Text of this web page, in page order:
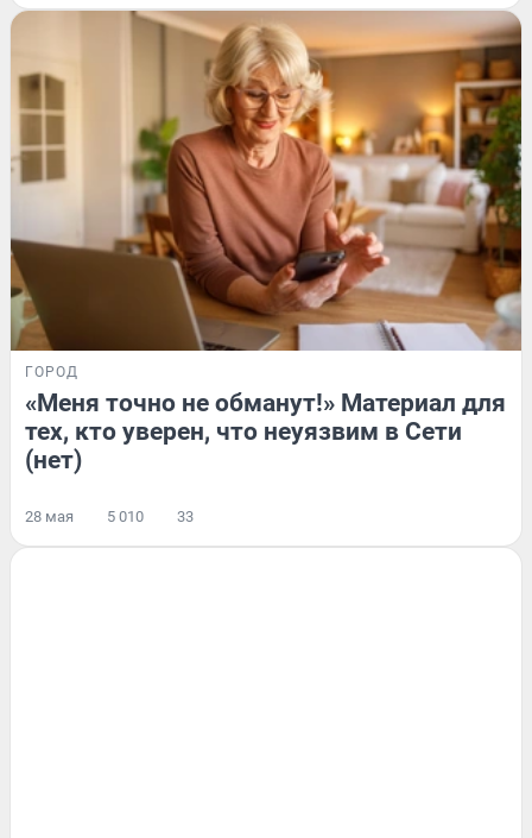
ГОРОД
«Меня точно не обманут!» Материал для
тех, кто уверен, что неуязвим в Сети
(нет)
28 мая 5 010 33